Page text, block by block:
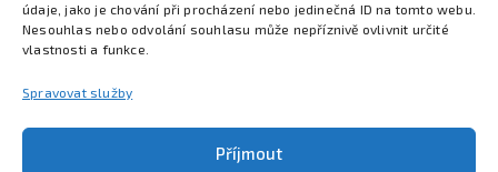
údaje, jako je chování při procházení nebo jedinečná ID na tomto webu.
Nesouhlas nebo odvolání souhlasu může nepříznivě ovlivnit určité
vlastnosti a funkce.
Spravovat služby
Příjmout